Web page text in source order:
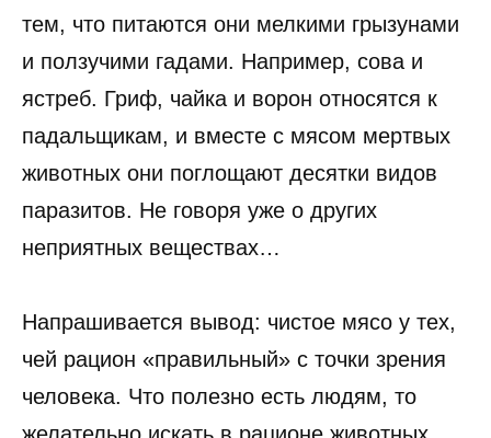
тем, что питаются они мелкими грызунами
и ползучими гадами. Например, сова и
ястреб. Гриф, чайка и ворон относятся к
падальщикам, и вместе с мясом мертвых
животных они поглощают десятки видов
паразитов. Не говоря уже о других
неприятных веществах…
Напрашивается вывод: чистое мясо у тех,
чей рацион «правильный» с точки зрения
человека. Что полезно есть людям, то